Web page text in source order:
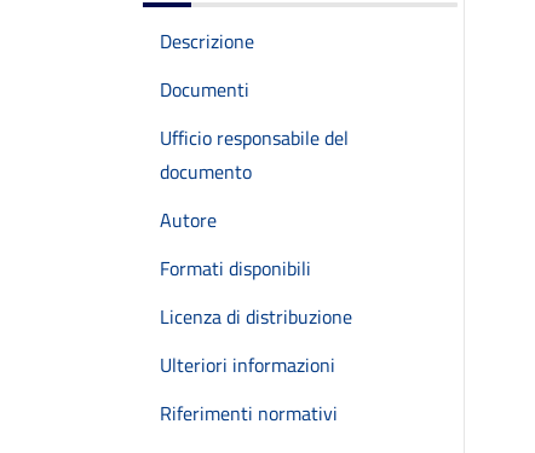
Descrizione
Documenti
Ufficio responsabile del
documento
Autore
Formati disponibili
Licenza di distribuzione
Ulteriori informazioni
Riferimenti normativi